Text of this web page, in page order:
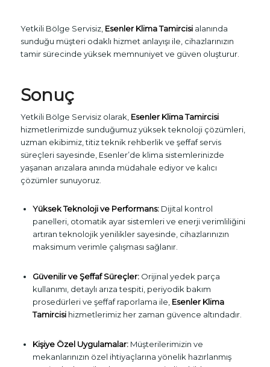
Yetkili Bölge Servisiz, Esenler Klima Tamircisialanında
sunduğu müşteri odaklı hizmet anlayışı ile, cihazlarınızın
tamir sürecinde yüksek memnuniyet ve güven oluşturur.
Sonuç
Yetkili Bölge Servisiz olarak, Esenler Klima Tamircisi
hizmetlerimizde sunduğumuz yüksek teknoloji çözümleri,
uzman ekibimiz, titiz teknik rehberlik ve şeffaf servis
süreçleri sayesinde, Esenler’de klima sistemlerinizde
yaşanan arızalara anında müdahale ediyor ve kalıcı
çözümler sunuyoruz.
Yüksek Teknoloji ve Performans:Dijital kontrol
panelleri, otomatik ayar sistemleri ve enerji verimliliğini
artıran teknolojik yenilikler sayesinde, cihazlarınızın
maksimum verimle çalışması sağlanır.
Güvenilir ve Şeffaf Süreçler:Orijinal yedek parça
kullanımı, detaylı arıza tespiti, periyodik bakım
prosedürleri ve şeffaf raporlama ile, Esenler Klima
Tamircisihizmetlerimiz her zaman güvence altındadır.
Kişiye Özel Uygulamalar:Müşterilerimizin ve
mekanlarınızın özel ihtiyaçlarına yönelik hazırlanmış